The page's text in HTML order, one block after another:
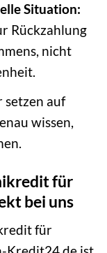
Situation:
Rückzahlung
nicht
setzen auf
wissen,
für
bei uns
für